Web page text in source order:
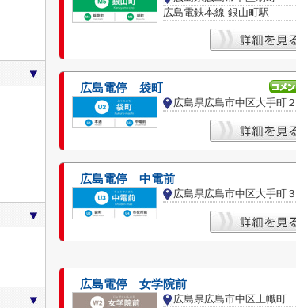
広島電鉄本線 銀山町駅
広島電停 袋町
広島県広島市中区大手町
広島電停 中電前
広島県広島市中区大手町
広島電停 女学院前
広島県広島市中区上幟町